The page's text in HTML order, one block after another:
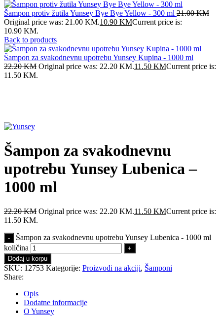
Šampon protiv žutila Yunsey Bye Bye Yellow - 300 ml 21.00KM
Original price was: 21.00 KM.10.90 KMCurrent price is:
10.90 KM.
Back to products
Šampon za svakodnevnu upotrebu Yunsey Kupina - 1000 ml
22.20KM Original price was: 22.20 KM.11.50 KMCurrent price is:
11.50 KM.
Šampon za svakodnevnu
upotrebu Yunsey Lubenica –
1000 ml
22.20KM Original price was: 22.20 KM.11.50 KMCurrent price is:
11.50 KM.
Šampon za svakodnevnu upotrebu Yunsey Lubenica - 1000 ml
količina
Dodaj u korpu
SKU: 12753 Kategorije: Proizvodi na akciji, Šamponi
Share:
Opis
Dodatne informacije
O Yunsey